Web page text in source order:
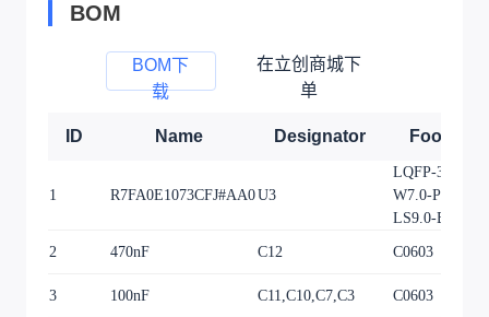
BOM
BOM下
载
在立创商城下
单
ID Name Designator Footprint
1 R7FA0E1073CFJ#AA0U3
LQFP-
W7.0-P0.80-
LS9.0-BL
2 470nF C12 C0603
3 100nF C11,C10,C7,C3 C0603